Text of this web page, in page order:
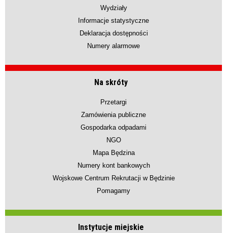
Wydziały
Informacje statystyczne
Deklaracja dostępności
Numery alarmowe
Na skróty
Przetargi
Zamówienia publiczne
Gospodarka odpadami
NGO
Mapa Będzina
Numery kont bankowych
Wojskowe Centrum Rekrutacji w Będzinie
Pomagamy
Instytucje miejskie